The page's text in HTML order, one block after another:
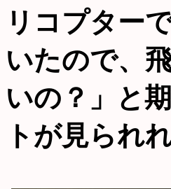
リコプター
いたので、
いの？」と
トが見られ